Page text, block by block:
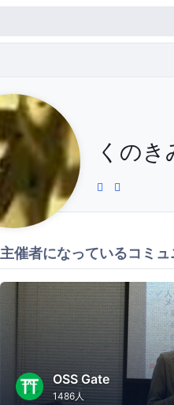
くのき
主催者になっているコミュ
OSS Gate
1486人